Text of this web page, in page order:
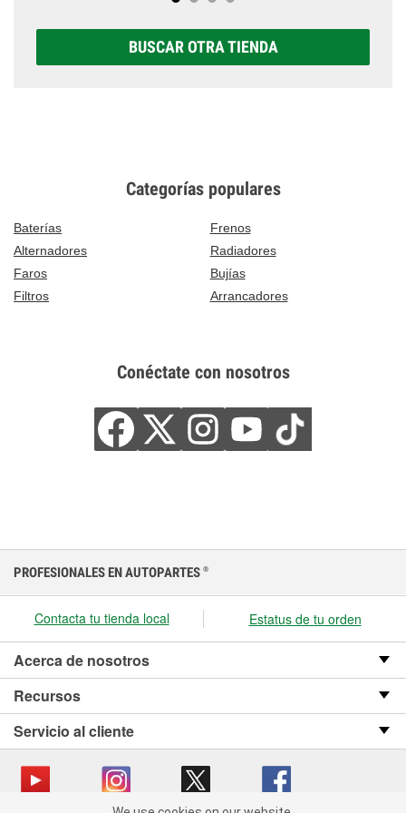
BUSCAR OTRA TIENDA
Categorías populares
Baterías
Frenos
Alternadores
Radiadores
Faros
Bujías
Filtros
Arrancadores
Conéctate con nosotros
PROFESIONALES EN AUTOPARTES ®
Contacta tu tienda local Estatus de tu orden
Acerca de nosotros
Recursos
Servicio al cliente